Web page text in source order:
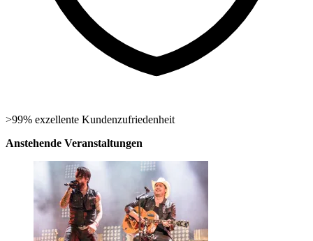
>99% exzellente Kundenzufriedenheit
Anstehende Veranstaltungen